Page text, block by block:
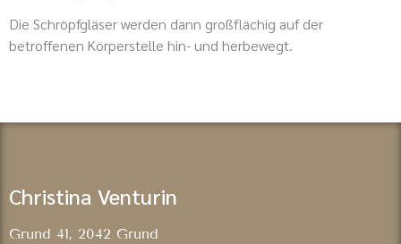
Die Schröpfgläser werden dann großflächig auf der
betroffenen Körperstelle hin- und herbewegt.
Christina Venturin
Grund 41, 2042 Grund